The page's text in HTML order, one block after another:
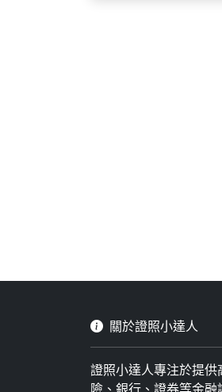
關於證照小達人
證照小達人專注於提